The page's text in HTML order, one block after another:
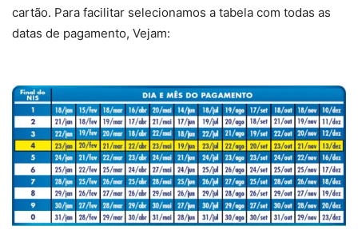
cartão. Para facilitar selecionamos a tabela com todas as
datas de pagamento, Vejam: